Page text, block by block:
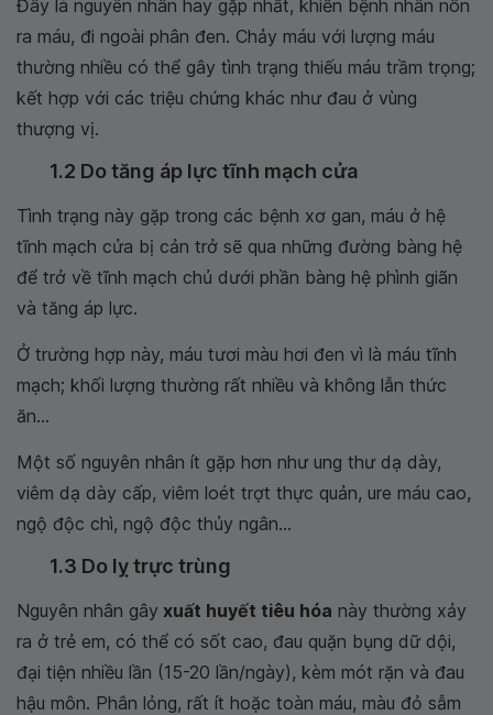
Đây là nguyên nhân hay gặp nhất, khiến bệnh nhân nôn
ra máu, đi ngoài phân đen. Chảy máu với lượng máu
thường nhiều có thể gây tình trạng thiếu máu trầm trọng;
kết hợp với các triệu chứng khác như đau ở vùng
thượng vị.
1.2 Do tăng áp lực tĩnh mạch cửa
Tình trạng này gặp trong các bệnh xơ gan, máu ở hệ
tĩnh mạch cửa bị cản trở sẽ qua những đường bàng hệ
để trở về tĩnh mạch chủ dưới phần bàng hệ phình giãn
và tăng áp lực.
Ở trường hợp này, máu tươi màu hơi đen vì là máu tĩnh
mạch; khối lượng thường rất nhiều và không lẫn thức
ăn...
Một số nguyên nhân ít gặp hơn như ung thư dạ dày,
viêm dạ dày cấp, viêm loét trợt thực quản, ure máu cao,
ngộ độc chì, ngộ độc thủy ngân...
1.3 Do lỵ trực trùng
Nguyên nhân gây xuất huyết tiêu hóa này thường xảy
ra ở trẻ em, có thể có sốt cao, đau quặn bụng dữ dội,
đại tiện nhiều lần (15-20 lần/ngày), kèm mót rặn và đau
hậu môn. Phân lỏng, rất ít hoặc toàn máu, màu đỏ sẫm